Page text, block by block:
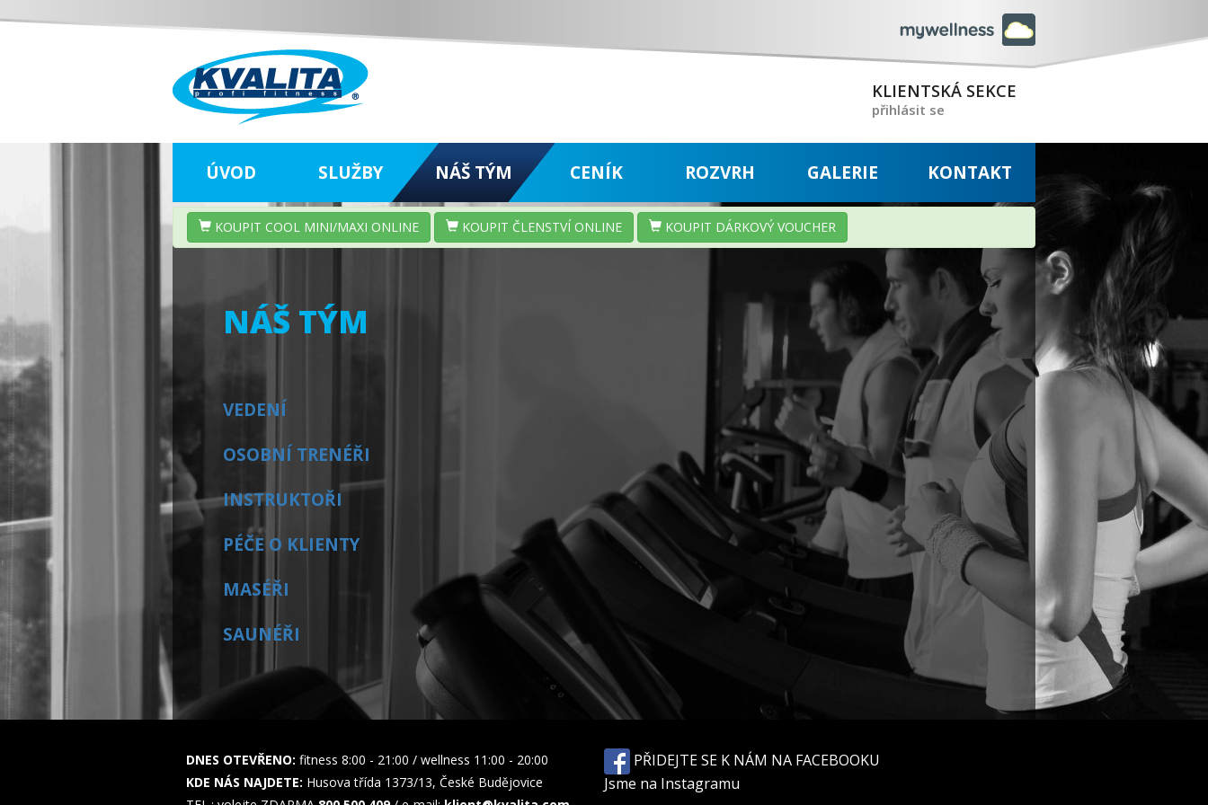
NÁŠ TÝM
VEDENÍ
OSOBNÍ TRENÉŘI
INSTRUKTOŘI
PÉČE O KLIENTY
MASÉŘI
SAUNÉŘI
KLIENTSKÁ SEKCE
přihlásit se
ÚVOD SLUŽBY NÁŠ TÝM CENÍK ROZVRH GALERIE KONTAKT
KOUPIT COOL MINI/MAXI ONLINE KOUPIT ČLENSTVÍ ONLINE KOUPIT DÁRKOVÝ VOUCHER
DNES OTEVŘENO: fitness 8:00 - 21:00 / wellness 11:00 - 20:00
KDE NÁS NAJDETE: Husova třída 1373/13, České Budějovice
PŘIDEJTE SE K NÁM NA FACEBOOKU
Jsme na Instagramu